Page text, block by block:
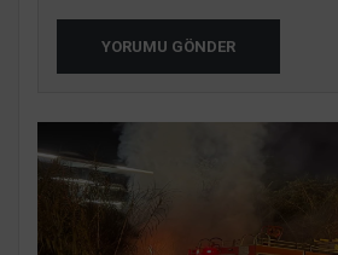
YORUMU GÖNDER